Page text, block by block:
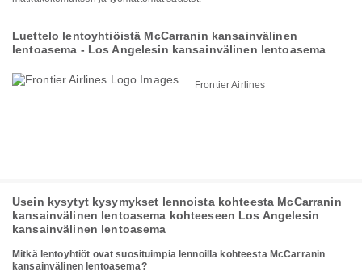
Luettelo lentoyhtiöistä McCarranin kansainvälinen
lentoasema - Los Angelesin kansainvälinen lentoasema
Frontier Airlines
Usein kysytyt kysymykset lennoista kohteesta McCarranin
kansainvälinen lentoasema kohteeseen Los Angelesin
kansainvälinen lentoasema
Mitkä lentoyhtiöt ovat suosituimpia lennoilla kohteesta McCarranin
kansainvälinen lentoasema?